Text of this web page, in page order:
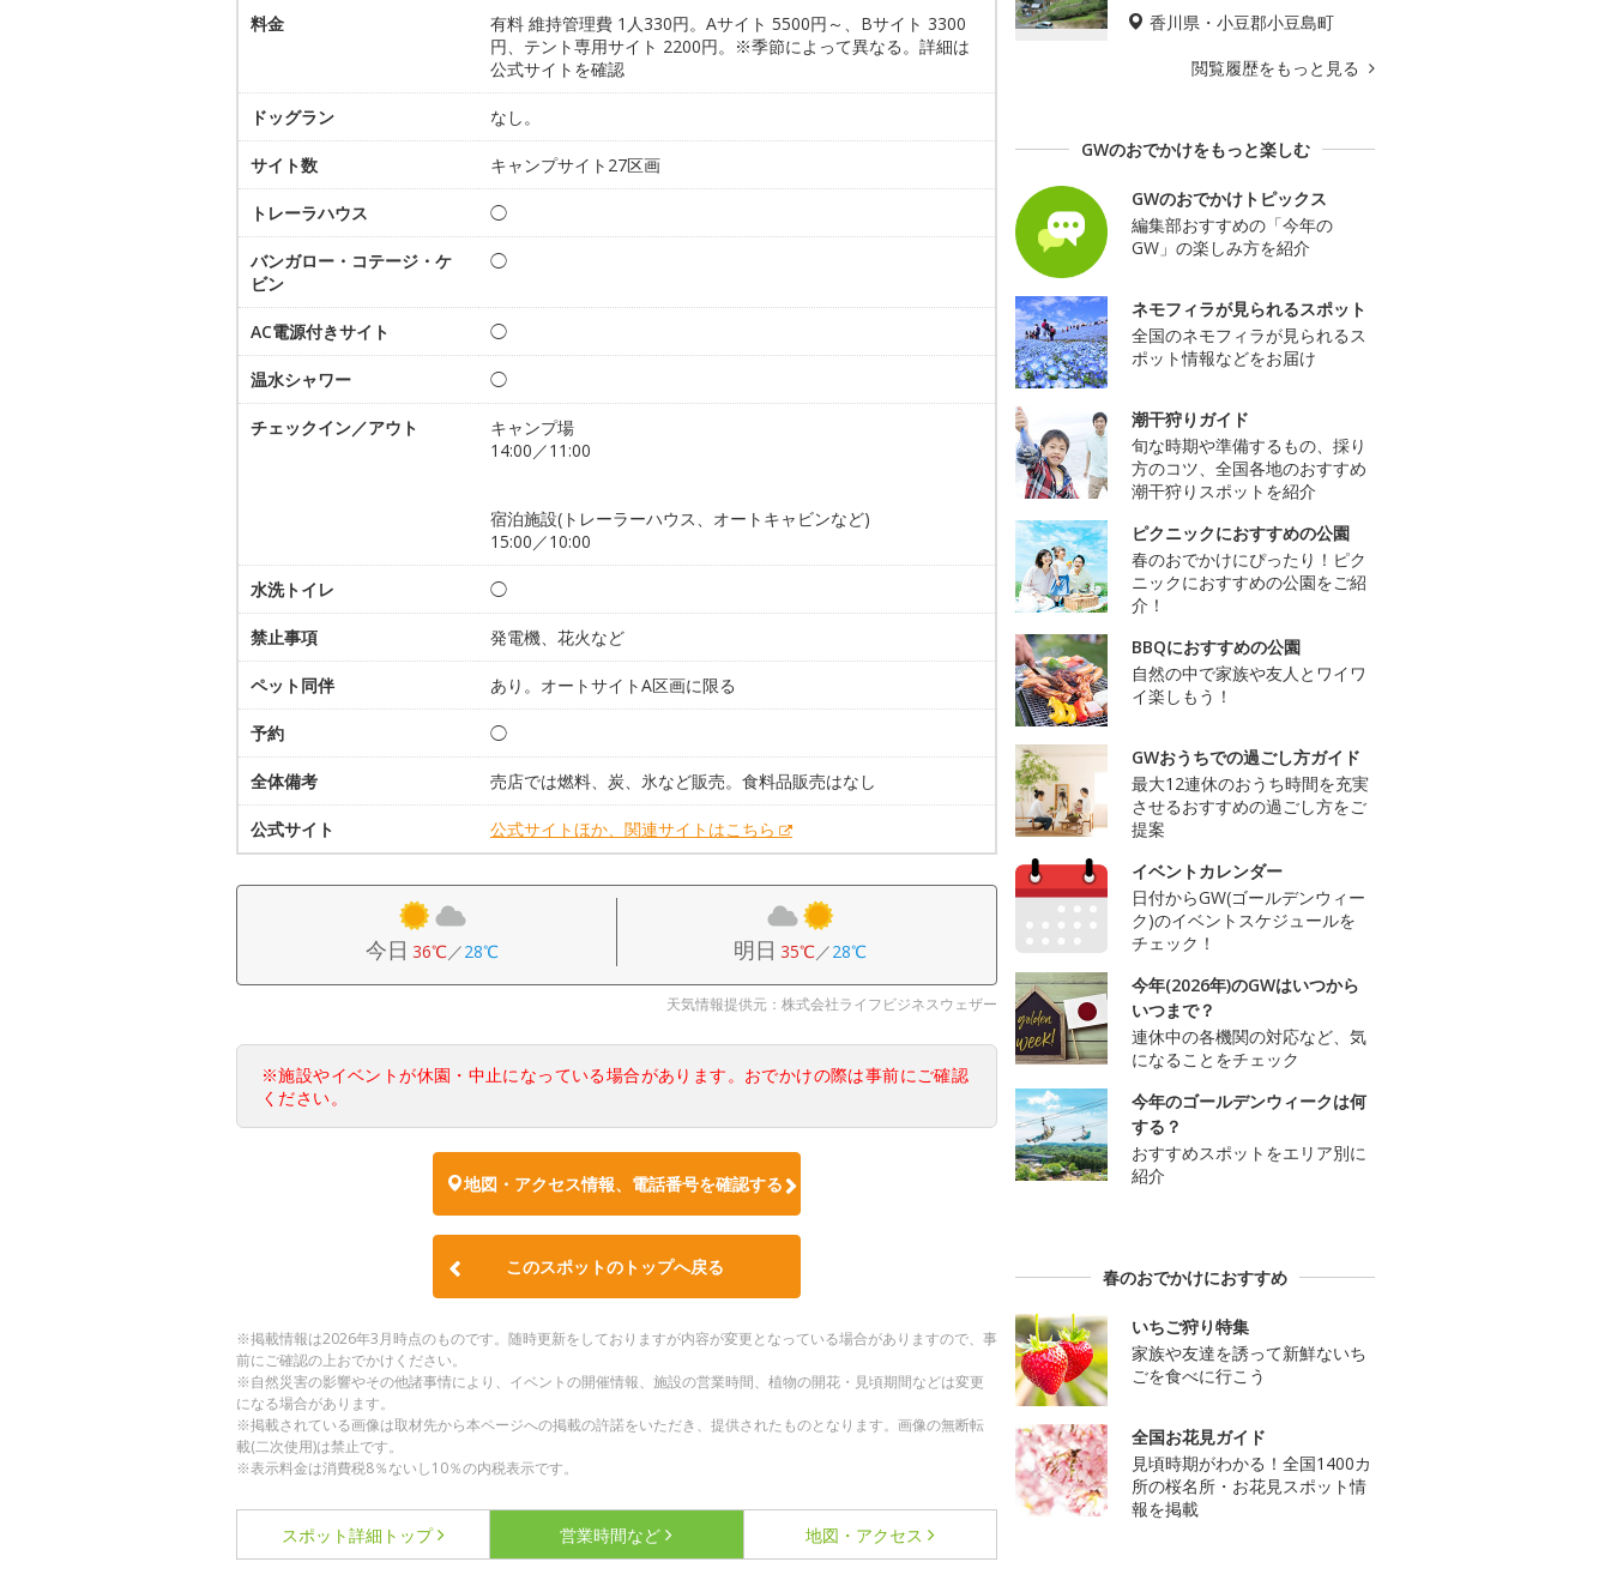
料金
有料 維持管理費 1人330円。Aサイト 5500円～、Bサイト 3300
円、テント専用サイト 2200円。※季節によって異なる。詳細は
公式サイトを確認
ドッグラン なし。
サイト数 キャンプサイト27区画
トレーラハウス ◯
バンガロー・コテージ・ケ
ビン
◯
AC電源付きサイト ◯
温水シャワー ◯
チェックイン／アウト
キャンプ場
14:00／11:00
宿泊施設(トレーラーハウス、オートキャビンなど)
15:00／10:00
水洗トイレ ◯
禁止事項 発電機、花火など
ペット同伴 あり。オートサイトA区画に限る
予約 ◯
全体備考 売店では燃料、炭、氷など販売。食料品販売はなし
公式サイト 公式サイトほか、関連サイトはこちら
今日 36℃／28℃ 明日 35℃／28℃
天気情報提供元：株式会社ライフビジネスウェザー
※施設やイベントが休園・中止になっている場合があります。おでかけの際は事前にご確認
ください。
地図・アクセス情報、電話番号を確認する
このスポットのトップへ戻る
※掲載情報は2026年3月時点のものです。随時更新をしておりますが内容が変更となっている場合がありますので、事
前にご確認の上おでかけください。
※自然災害の影響やその他諸事情により、イベントの開催情報、施設の営業時間、植物の開花・見頃期間などは変更
になる場合があります。
※掲載されている画像は取材先から本ページへの掲載の許諾をいただき、提供されたものとなります。画像の無断転
載(二次使用)は禁止です。
※表示料金は消費税8％ないし10％の内税表示です。
スポット詳細 トップ 営業時間など 地図・アクセス
香川県・小豆郡小豆島町
閲覧履歴をもっと見る
GWのおでかけをもっと楽しむ
GWのおでかけトピックス
編集部おすすめの「今年の
GW」の楽しみ方を紹介
ネモフィラが見られるスポット
全国のネモフィラが見られるス
ポット情報などをお届け
潮干狩りガイド
旬な時期や準備するもの、採り
方のコツ、全国各地のおすすめ
潮干狩りスポットを紹介
ピクニックにおすすめの公園
春のおでかけにぴったり！ピク
ニックにおすすめの公園をご紹
介！
BBQにおすすめの公園
自然の中で家族や友人とワイワ
イ楽しもう！
GWおうちでの過ごし方ガイド
最大12連休のおうち時間を充実
させるおすすめの過ごし方をご
提案
イベントカレンダー
日付からGW(ゴールデンウィー
ク)のイベントスケジュールを
チェック！
今年(2026年)のGWはいつから
いつまで？
連休中の各機関の対応など、気
になることをチェック
今年のゴールデンウィークは何
する？
おすすめスポットをエリア別に
紹介
春のおでかけにおすすめ
いちご狩り特集
家族や友達を誘って新鮮ないち
ごを食べに行こう
全国お花見ガイド
見頃時期がわかる！全国1400カ
所の桜名所・お花見スポット情
報を掲載